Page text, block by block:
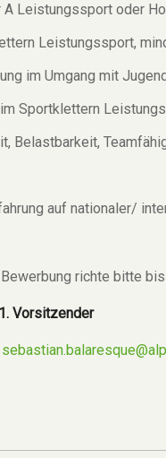
A Leistungssport oder
Leistungssport,
im Umgang mit
im Sportklettern
Belastbarkeit,
auf nationaler/
richte bitte
Vorsitzender